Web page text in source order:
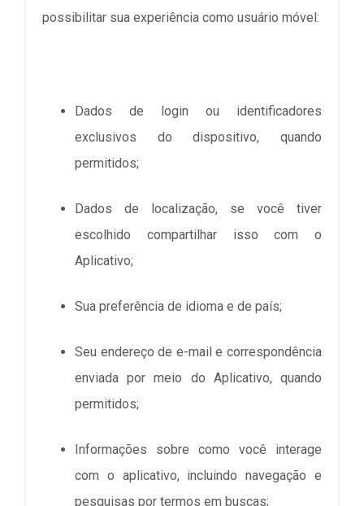
possibilitar sua experiência como usuário móvel:
Dados de login ou identificadores
exclusivos do dispositivo, quando
permitidos;
Dados de localização, se você tiver
escolhido compartilhar isso com o
Aplicativo;
Sua preferência de idioma e de país;
Seu endereço de e-mail e correspondência
enviada por meio do Aplicativo, quando
permitidos;
Informações sobre como você interage
com o aplicativo, incluindo navegação e
pesquisas por termos em buscas;